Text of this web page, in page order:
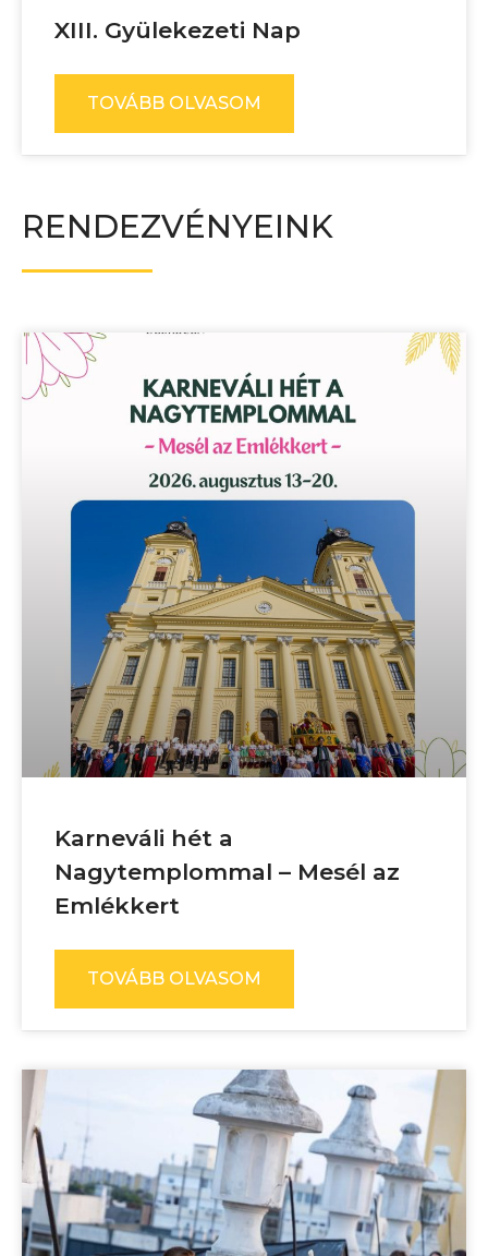
XIII. Gyülekezeti Nap
TOVÁBB OLVASOM
RENDEZVÉNYEINK
Karneváli hét a
Nagytemplommal – Mesél az
Emlékkert
TOVÁBB OLVASOM